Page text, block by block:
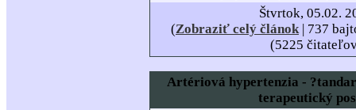
Štvrtok, 05.02.
(Zobraziť celý článok| 737
(5225
Artériová hypertenzia -
terapeutický